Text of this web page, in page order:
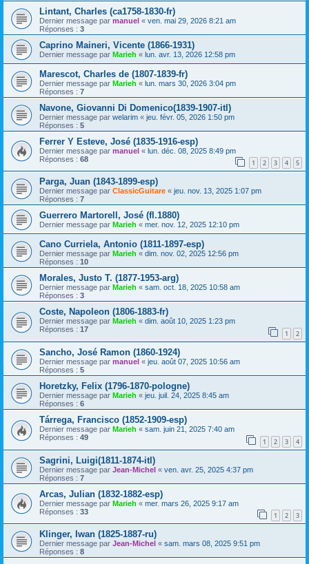
Lintant, Charles (ca1758-1830-fr)
Dernier message par manuel « ven. mai 29, 2026 8:21 am
Réponses : 3
Caprino Maineri, Vicente (1866-1931)
Dernier message par Marieh « lun. avr. 13, 2026 12:58 pm
Marescot, Charles de (1807-1839-fr)
Dernier message par Marieh « lun. mars 30, 2026 3:04 pm
Réponses : 7
Navone, Giovanni Di Domenico(1839-1907-itl)
Dernier message par welarim « jeu. févr. 05, 2026 1:50 pm
Réponses : 5
Ferrer Y Esteve, José (1835-1916-esp)
Dernier message par manuel « lun. déc. 08, 2025 8:49 pm
Réponses : 68 1 2 3 4 5
Parga, Juan (1843-1899-esp)
Dernier message par ClassicGuitare « jeu. nov. 13, 2025 1:07 pm
Réponses : 7
Guerrero Martorell, José (fl.1880)
Dernier message par Marieh « mer. nov. 12, 2025 12:10 pm
Cano Curriela, Antonio (1811-1897-esp)
Dernier message par Marieh « dim. nov. 02, 2025 12:56 pm
Réponses : 10
Morales, Justo T. (1877-1953-arg)
Dernier message par Marieh « sam. oct. 18, 2025 10:58 am
Réponses : 3
Coste, Napoleon (1806-1883-fr)
Dernier message par Marieh « dim. août 10, 2025 1:23 pm
Réponses : 17 1 2
Sancho, José Ramon (1860-1924)
Dernier message par manuel « jeu. août 07, 2025 10:56 am
Réponses : 5
Horetzky, Felix (1796-1870-pologne)
Dernier message par Marieh « jeu. juil. 24, 2025 8:45 am
Réponses : 6
Tárrega, Francisco (1852-1909-esp)
Dernier message par Marieh « sam. juin 21, 2025 7:40 am
Réponses : 49 1 2 3 4
Sagrini, Luigi(1811-1874-itl)
Dernier message par Jean-Michel « ven. avr. 25, 2025 4:37 pm
Réponses : 7
Arcas, Julian (1832-1882-esp)
Dernier message par Marieh « mer. mars 26, 2025 9:17 am
Réponses : 33 1 2 3
Klinger, Iwan (1825-1887-ru)
Dernier message par Jean-Michel « sam. mars 08, 2025 9:51 pm
Réponses : 8